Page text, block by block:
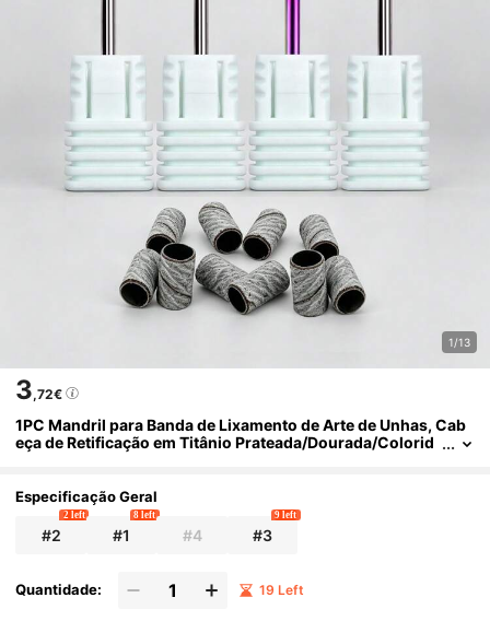
1/13
3,72€
1PC Mandril para Banda de Lixamento de Arte de Unhas, Cab
eça de Retificação em Titânio Prateada/Dourada/Colorid
Especificação Geral
#2
2 left
#1
8 left
#4 #3
9 left
Quantidade: 19 Left